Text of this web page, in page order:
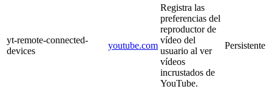
yt-remote-connected-
devices
youtube.com
Registra las
preferencias del
reproductor de
vídeo del
usuario al ver
vídeos
incrustados de
YouTube.
Persistente